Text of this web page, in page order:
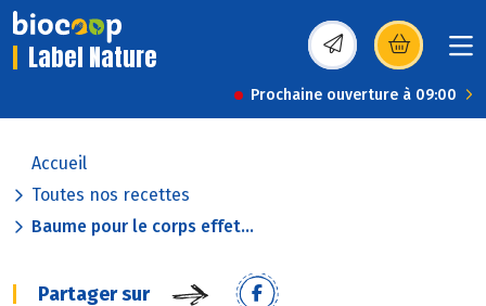
Label Nature (s’ouvre dans une
Prochaine ouverture à 09:00
Accueil
Toutes nos recettes
Baume pour le corps effet...
Partager sur